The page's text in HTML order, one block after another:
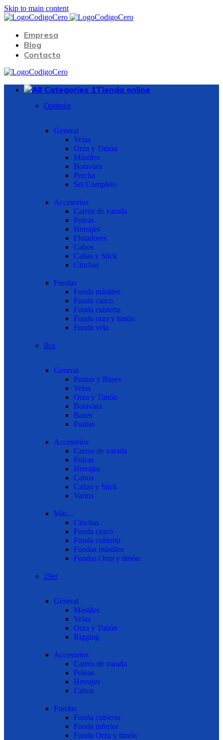
Skip to main content
Empresa
Blog
Contacto
Tienda online
Optimist
General
Velas
Orza y Timón
Mástiles
Botavara
Percha
Set Completo
Accesorios
Carros de varada
Poleas
Herrajes
Flotadores
Cabos
Cañas y Stick
Cinchas
Fundas
Funda mástiles
Funda casco
Funda cubierta
Funda orza y timón
Funda vela
Ilca
General
Puntas y Bases
Velas
Orza y Timón
Botavara
Bases
Puntas
Accesorios
Carros de varada
Poleas
Herrajes
Cabos
Cañas y Stick
Varios
Más...
Cinchas
Funda casco
Funda cubierta
Fundas mástiles
Fundas Orza y timón
29er
General
Mástiles
Velas
Orza y Timón
Rigging
Accesorios
Carros de varada
Poleas
Herrajes
Cabos
Fundas
Funda cubierta
Funda inferior
Funda Orza y timón